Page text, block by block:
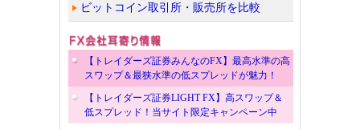
ビットコイン取引所・販売所を比較
【トレイダーズ証券みんなのFX】最高水準の高
スワップ＆最狭水準の低スプレッドが魅力！
【トレイダーズ証券LIGHT FX】高スワップ＆
低スプレッド！当サイト限定キャンペーン中